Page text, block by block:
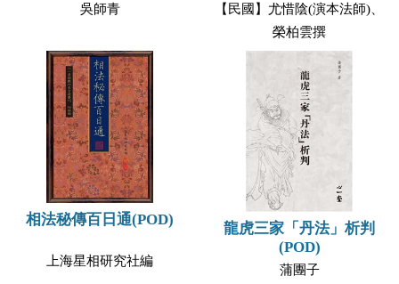
吳師青
【民國】尤惜陰(演本法師)、
榮柏雲撰
相法秘傳百日通(POD)
上海星相研究社編
龍虎三家「丹法」析判
(POD)
蒲團子